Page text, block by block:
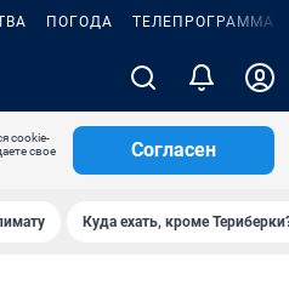
ПОГОДА ТЕЛЕПРОГРАММА
cookie-
свое
Согласен
Куда ехать, кроме